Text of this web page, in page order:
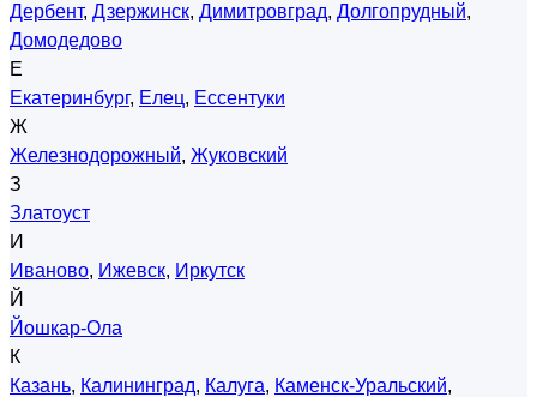
Дербент, Дзержинск, Димитровград, Долгопрудный,
Домодедово
Е
Екатеринбург, Елец, Ессентуки
Ж
Железнодорожный, Жуковский
З
Златоуст
И
Иваново, Ижевск, Иркутск
Й
Йошкар-Ола
К
Казань, Калининград, Калуга, Каменск-Уральский,